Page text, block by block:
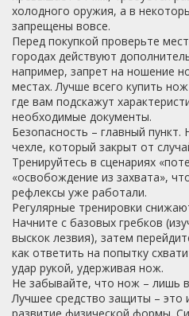
холодного оружия, а в
запрещены вовсе.
Перед покупкой проверьте
городах действуют
например, запрет на ношение
местах. Лучше всего купить
где вам подскажут
необходимые документы.
Безопасность – главный
чехле, который закрыт от
Тренируйтесь в сценариях
«освобождение из захвата»,
рефлексы уже работали.
Регулярные тренировки
Начните с базовых гребков
выскок лезвия), затем
как ответить на попытку
удар рукой, удерживая нож.
Не забывайте, что нож – лишь
Лучшее средство защиты – это